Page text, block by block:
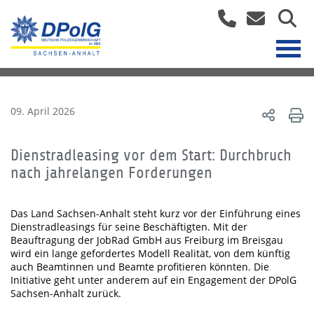
09. April 2026
Dienstradleasing vor dem Start: Durchbruch
nach jahrelangen Forderungen
Das Land Sachsen-Anhalt steht kurz vor der Einführung eines
Dienstradleasings für seine Beschäftigten. Mit der
Beauftragung der JobRad GmbH aus Freiburg im Breisgau
wird ein lange gefordertes Modell Realität, von dem künftig
auch Beamtinnen und Beamte profitieren könnten. Die
Initiative geht unter anderem auf ein Engagement der DPolG
Sachsen-Anhalt zurück.